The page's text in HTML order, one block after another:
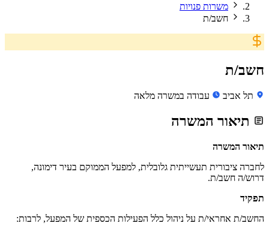
משרות פנויות
חשב/ת
חשב/ת
תל אביב עבודה במשרה מלאה
תיאור המשרה
תיאור המשרה
לחברה ציבורית תעשייתית גלובלית, למפעל הממוקם בעיר דימונה,
דרוש/ה חשב/ת.
תפקיד
החשב/ת אחראי/ת על ניהול כלל הפעילות הכספית של המפעל, לרבות: